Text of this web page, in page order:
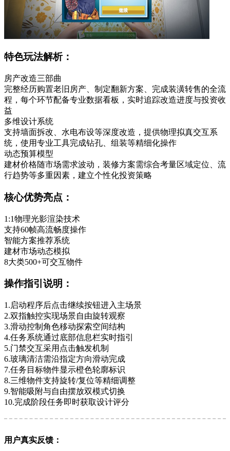
特色玩法解析：
房产改造三部曲
完整经历购置老旧房产、制定翻新方案、完成装潢转售的全流
程，每个环节配备专业数据看板，实时追踪改造进度与投资收
益
多维设计系统
支持墙面拆改、水电布设等深度改造，提供物理拟真交互系
统，使用专业工具完成钻孔、组装等精细化操作
动态预算模型
建材价格随市场需求波动，装修方案需综合考量区域定位、流
行趋势等多重因素，建立个性化投资策略
核心优势亮点：
1:1物理光影渲染技术
支持60帧高流畅度操作
智能方案推荐系统
建材市场动态模拟
8大类500+可交互物件
操作指引说明：
1.启动程序后点击继续按钮进入主场景
2.双指触控实现场景自由旋转观察
3.滑动控制角色移动探索空间结构
4.任务系统通过底部信息栏实时指引
5.门禁交互采用点击触发机制
6.玻璃清洁需沿指定方向滑动完成
7.任务目标物件显示橙色轮廓标识
8.三维物件支持旋转/复位等精细调整
9.智能吸附与自由摆放双模式切换
10.完成阶段任务即时获取设计评分
用户真实反馈：